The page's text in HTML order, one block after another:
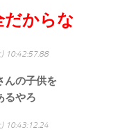
だからな
10:42:57.88
んの子供を
るやろ
10:43:12.24